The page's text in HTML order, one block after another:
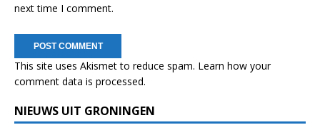
next time I comment.
This site uses Akismet to reduce spam. Learn how your
comment data is processed.
NIEUWS UIT GRONINGEN